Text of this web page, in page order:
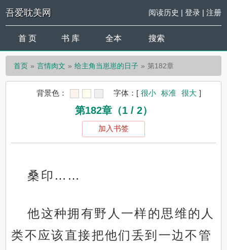
吾爱耽美网 阅读历史 | 登录| 注册
首 页 书 库 全本 搜索
首页 言情肉文 给主角当崽崽的日子 第182章
背景色： 字体： [ 很小 标准 很大 ]
第182章（1 / 2）
加入书签
桑印……
他这种拥有野人一样的思维的人
类不应该直接把他们丢到一边不管